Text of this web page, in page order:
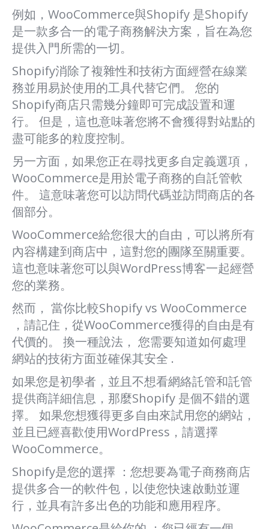
例如，WooCommerce與Shopify 是Shopify
是一款多合一的電子商務解決方案，旨在為您
提供入門所需的一切。
Shopify消除了複雜性和技術方面經營在線業
務並用易於使用的工具代替它們。 您的
Shopify商店只需幾分鐘即可完成設置和運
行。 但是，這也意味著您將不會獲得對站點的
盡可能多的粒度控制。
另一方面，如果您正在尋找更多自定義選項，
WooCommerce是用於電子商務的自託管軟
件。 這意味著您可以訪問代碼並訪問商店的各
個部分。
WooCommerce給您很大的自由，可以將所有
內容構建到商店中，這對您的團隊至關重要。
這也意味著您可以與WordPress博客一起經營
您的業務。
然而， 當你比較Shopify vs WooCommerce
，請記住，從WooCommerce獲得的自由是有
代價的。 換一種說法， 您需要知道如何處理
網站的技術方面並確保其安全 .
如果您是初學者，並且不想看網絡託管和託管
提供商詳細信息，那麼Shopify 是個不錯的選
擇。 如果您想獲得更多自由來試用您的網站，
並且已經喜歡使用WordPress，請選擇
WooCommerce。
Shopify是您的選擇 ：您想要為電子商務商店
提供多合一的軟件包，以使您快速啟動並運
行，並具有許多出色的功能和應用程序。